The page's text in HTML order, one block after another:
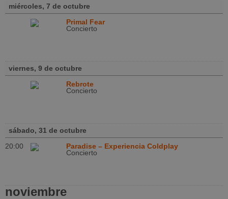
miércoles, 7 de octubre
Primal Fear
Concierto
viernes, 9 de octubre
Rebrote
Concierto
sábado, 31 de octubre
20:00
Paradise – Experiencia Coldplay
Concierto
noviembre